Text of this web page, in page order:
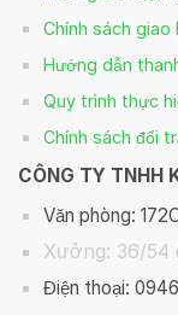
Chính sách giao
Hướng dẫn
Quy trình thực
Chính sách đổi
CÔNG TY TNHH
Văn phòng:
Xưởng: 36/54
Điện thoại: